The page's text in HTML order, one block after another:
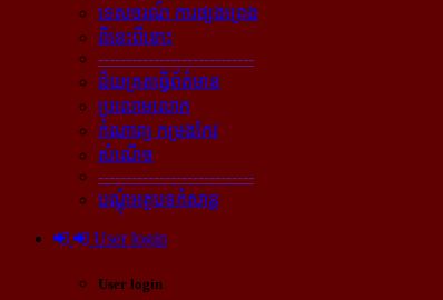
ទេសចរណ៍ ការផ្សងព្រេង
ពីនេះពីនោះ
----------------------------
ជ័យគ្រតធ្វើព័ត៌មាន
ប្រលោមលោក
កំណាព្យ កម្រងកែវ
សំណើច
----------------------------
បណ្ដុំអត្ថបទកំសាន្ដ
User login
User login